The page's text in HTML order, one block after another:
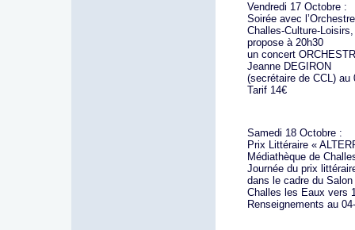
Vendredi 17 Octobre :
Soirée avec
Challes-Culture-
propose à 20h30
un concert
Jeanne DEGIRON
(secrétaire de CCL) au
Tarif 14€
Samedi 18 Octobre :
Prix Littéraire «
Médiathèque de
Journée du prix
dans le cadre du
Challes les Eaux vers
Renseignements au